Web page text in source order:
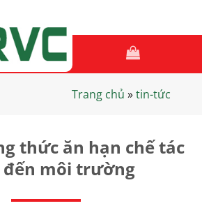
Trang chủ »tin-tức
thức ăn hạn chế tác
đến môi trường